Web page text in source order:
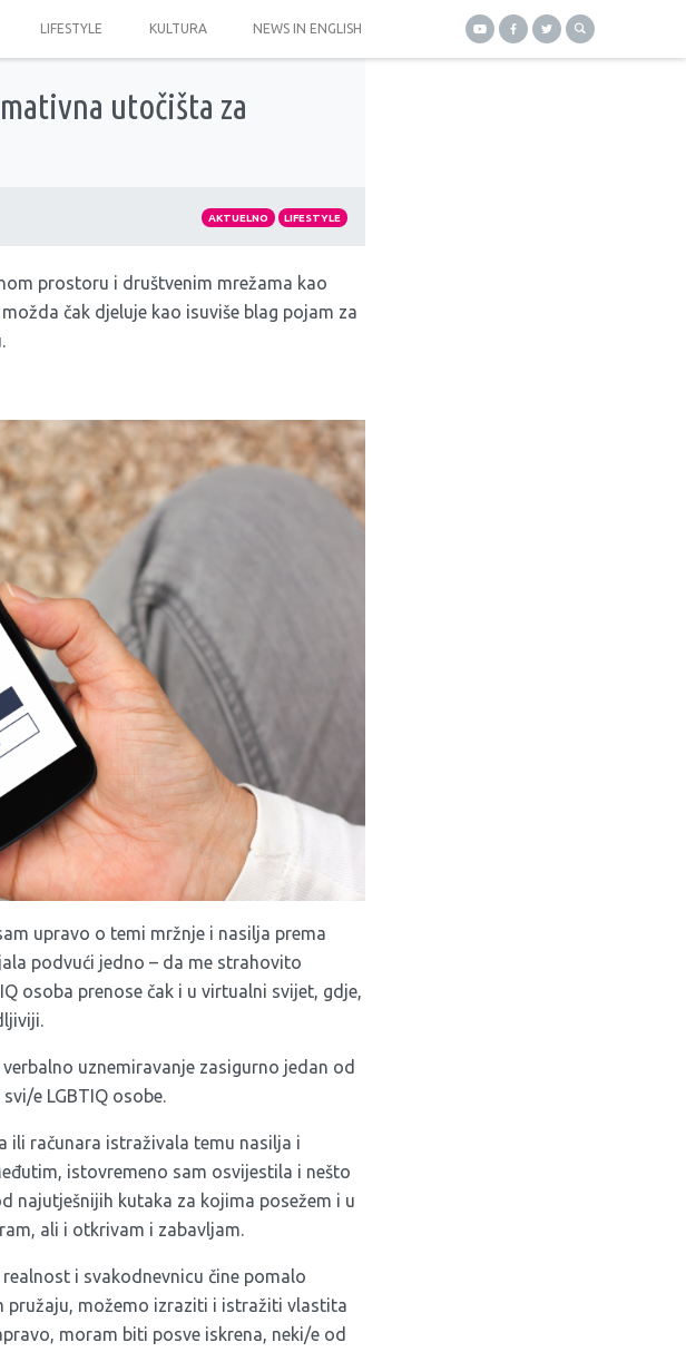
LIFESTYLE KULTURA NEWS IN ENGLISH
utočišta za
AKTUELNO LIFESTYLE
prostoru i društvenim mrežama kao
čak djeluje kao isuviše blag pojam za
upravo o temi mržnje i nasilja prema
podvući jedno – da me strahovito
osoba prenose čak i u virtualni svijet, gdje,
uznemiravanje zasigurno jedan od
e LGBTIQ osobe.
ili računara istraživala temu nasilja i
istovremeno sam osvijestila i nešto
najutješnijih kutaka za kojima posežem i u
ali i otkrivam i zabavljam.
i svakodnevnicu čine pomalo
možemo izraziti i istražiti vlastita
moram biti posve iskrena, neki/e od